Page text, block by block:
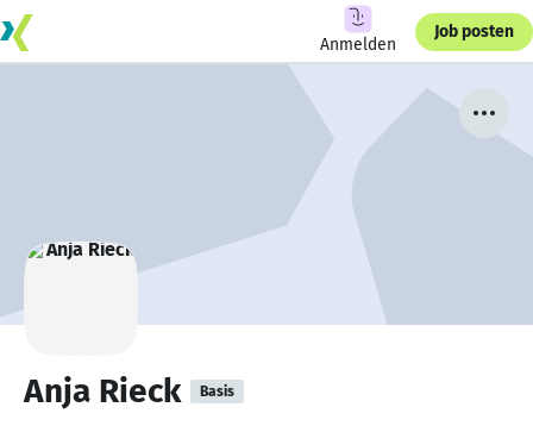
Anmelden
Job posten
Anja Rieck Basis